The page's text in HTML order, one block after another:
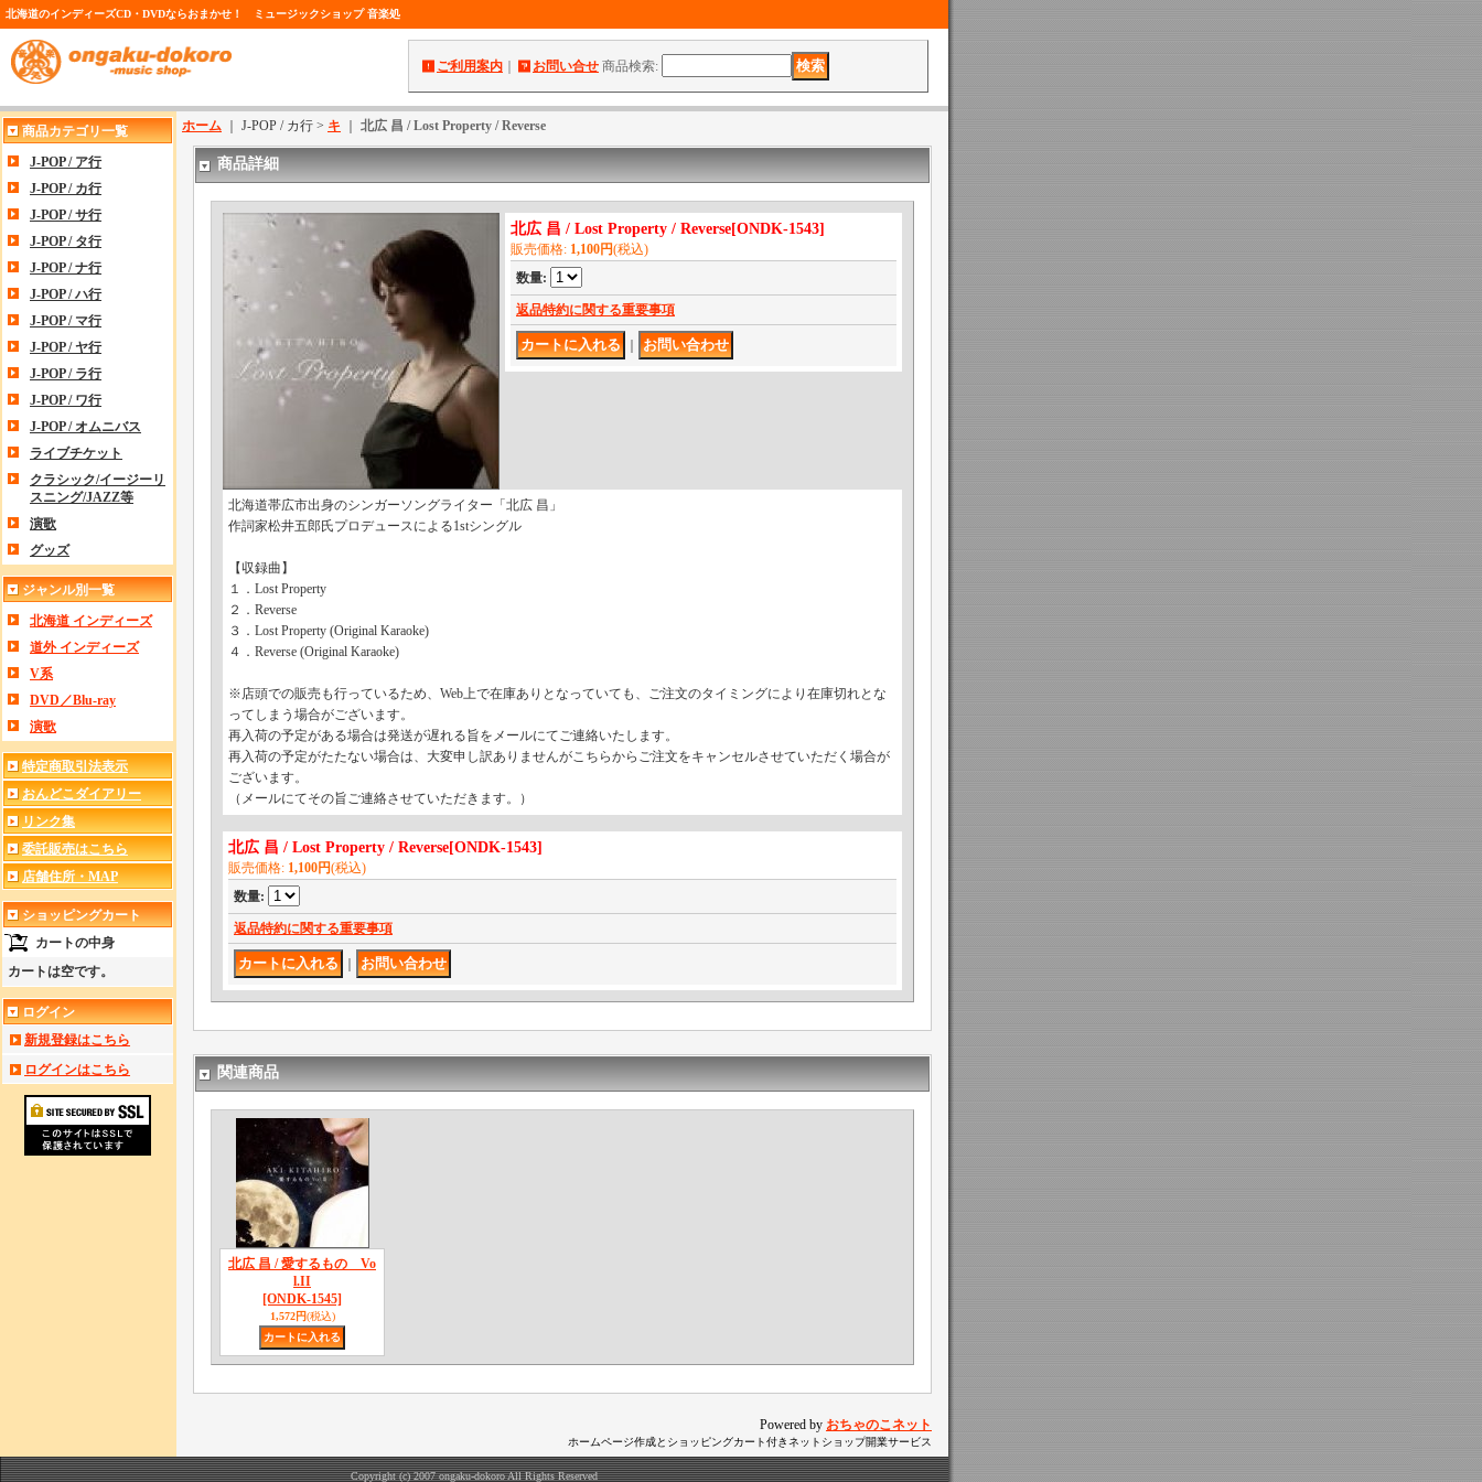
北海道のインディーズCD・DVDならおまかせ！ ミュージックショップ 音楽処
ご利用案内 お問い合せ 商品検索:
商品カテゴリ一覧
J-POP / ア行
J-POP / カ行
J-POP / サ行
J-POP / タ行
J-POP / ナ行
J-POP / ハ行
J-POP / マ行
J-POP / ヤ行
J-POP / ラ行
J-POP / ワ行
J-POP / オムニバス
ライブチケット
クラシック/イージーリ
スニング/JAZZ等
演歌
グッズ
ジャンル別一覧
北海道 インディーズ
道外 インディーズ
V系
DVD／Blu-ray
演歌
特定商取引法表示
おんどこダイアリー
リンク集
委託販売はこちら
店舗住所・MAP
ショッピングカート
カートの中身
カートは空です。
ログイン
新規登録はこちら
ログインはこちら
ホーム ｜ J-POP / カ行 > キ 北広 昌 / Lost Property / Reverse
商品詳細
北広 昌 / Lost Property / Reverse[ONDK-1543]
販売価格: 1,100円(税込)
数量:
返品特約に関する重要事項
北海道帯広市出身のシンガーソングライター「北広 昌」
作詞家松井五郎氏プロデュースによる1stシングル
【収録曲】
１．Lost Property
２．Reverse
３．Lost Property (Original Karaoke)
４．Reverse (Original Karaoke)
※店頭での販売も行っているため、Web上で在庫ありとなっていても、ご注文のタイミングにより在庫切れとな
ってしまう場合がございます。
再入荷の予定がある場合は発送が遅れる旨をメールにてご連絡いたします。
再入荷の予定がたたない場合は、大変申し訳ありませんがこちらからご注文をキャンセルさせていただく場合が
ございます。
（メールにてその旨ご連絡させていただきます。）
北広 昌 / Lost Property / Reverse[ONDK-1543]
販売価格: 1,100円(税込)
数量:
返品特約に関する重要事項
関連商品
北広 昌 / 愛するもの Vo
l.II
[ONDK-1545]
1,572円(税込)
Powered by おちゃのこネット
ホームページ作成とショッピングカート付きネットショップ開業サービス
Copyright (c) 2007 ongaku-dokoro All Rights Reserved